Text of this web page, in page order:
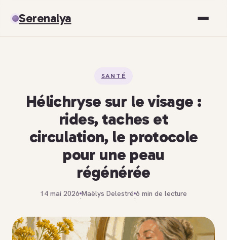
Serenalya
Spiritualité
Développement personnel
SANTÉ
Hélichryse sur le visage :
rides, taches et
circulation, le protocole
pour une peau
régénérée
14 mai 2026
·
Maëlys Delestré
·
6 min de lecture